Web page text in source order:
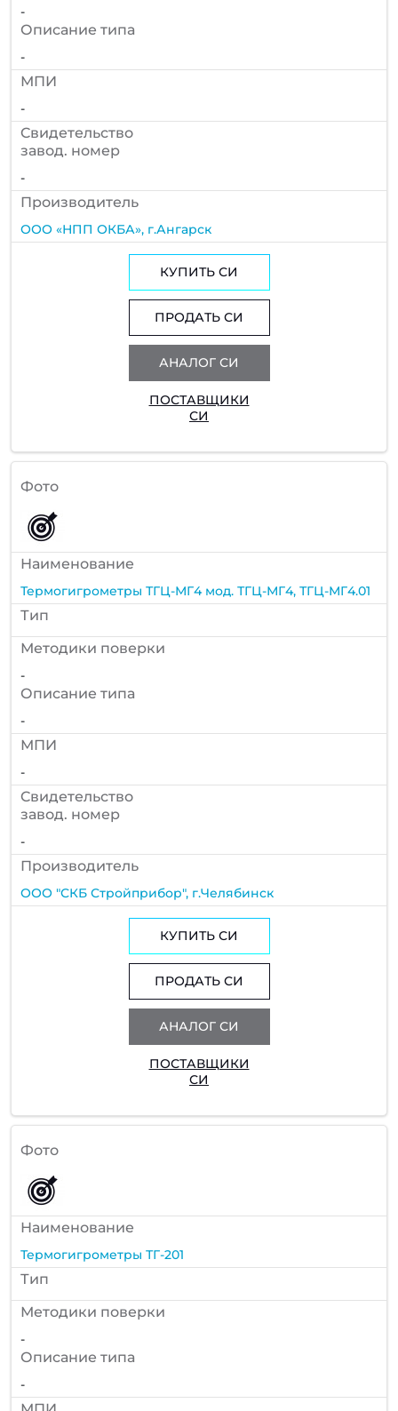
-
Описание типа
-
МПИ
-
Cвидетельство
завод. номер
-
Производитель
ООО «НПП ОКБА», г.Ангарск
КУПИТЬ СИ
ПРОДАТЬ СИ
АНАЛОГ СИ
ПОСТАВЩИКИ
СИ
Фото
Наименование
Термогигрометры ТГЦ-МГ4 мод. ТГЦ-МГ4, ТГЦ-МГ4.01
Тип
Методики поверки
-
Описание типа
-
МПИ
-
Cвидетельство
завод. номер
-
Производитель
ООО "СКБ Стройприбор", г.Челябинск
КУПИТЬ СИ
ПРОДАТЬ СИ
АНАЛОГ СИ
ПОСТАВЩИКИ
СИ
Фото
Наименование
Термогигрометры ТГ-201
Тип
Методики поверки
-
Описание типа
-